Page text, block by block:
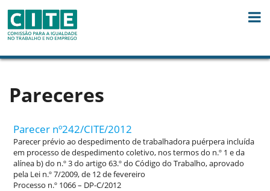
Pareceres
Parecer nº242/CITE/2012
Parecer prévio ao despedimento de trabalhadora puérpera incluída
em processo de despedimento coletivo, nos termos do n.º 1 e da
alínea b) do n.º 3 do artigo 63.º do Código do Trabalho, aprovado
pela Lei n.º 7/2009, de 12 de fevereiro
Processo n.º 1066 – DP-C/2012